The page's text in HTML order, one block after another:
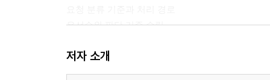
우선순위 판단 기준 수립
요청 보류와 거절의 기준
요청 상태 추적 방식
저자 소개